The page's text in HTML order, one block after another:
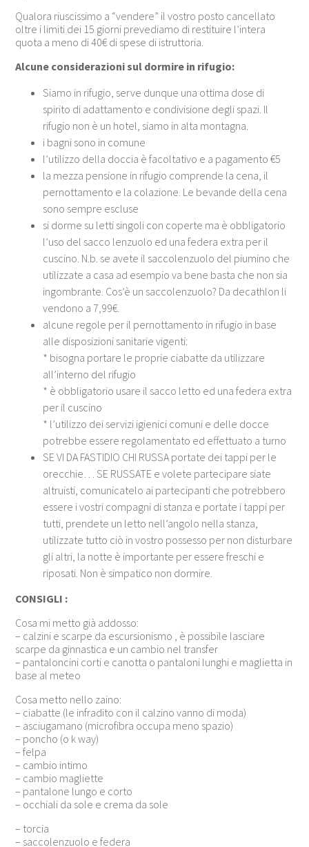
Qualora riuscissimo a “vendere” il vostro posto cancellato
oltre i limiti dei 15 giorni prevediamo di restituire l’intera
quota a meno di 40€ di spese di istruttoria.
Alcune considerazioni sul dormire in rifugio:
Siamo in rifugio, serve dunque una ottima dose di
spirito di adattamento e condivisione degli spazi. Il
rifugio non è un hotel, siamo in alta montagna.
i bagni sono in comune
l’utilizzo della doccia è facoltativo e a pagamento €5
la mezza pensione in rifugio comprende la cena, il
pernottamento e la colazione. Le bevande della cena
sono sempre escluse
si dorme su letti singoli con coperte ma è obbligatorio
l’uso del sacco lenzuolo ed una federa extra per il
cuscino. N.b. se avete il saccolenzuolo del piumino che
utilizzate a casa ad esempio va bene basta che non sia
ingombrante. Cos’è un saccolenzuolo? Da decathlon li
vendono a 7,99€.
alcune regole per il pernottamento in rifugio in base
alle disposizioni sanitarie vigenti:
* bisogna portare le proprie ciabatte da utilizzare
all’interno del rifugio
* è obbligatorio usare il sacco letto ed una federa extra
per il cuscino
* l’utilizzo dei servizi igienici comuni e delle docce
potrebbe essere regolamentato ed effettuato a turno
SE VI DA FASTIDIO CHI RUSSA portate dei tappi per le
orecchie… SE RUSSATE e volete partecipare siate
altruisti, comunicatelo ai partecipanti che potrebbero
essere i vostri compagni di stanza e portate i tappi per
tutti, prendete un letto nell’angolo nella stanza,
utilizzate tutto ciò in vostro possesso per non disturbare
gli altri, la notte è importante per essere freschi e
riposati. Non è simpatico non dormire.
CONSIGLI :
Cosa mi metto già addosso:
– calzini e scarpe da escursionismo , è possibile lasciare
scarpe da ginnastica e un cambio nel transfer
– pantaloncini corti e canotta o pantaloni lunghi e maglietta in
base al meteo
Cosa metto nello zaino:
– ciabatte (le infradito con il calzino vanno di moda)
– asciugamano (microfibra occupa meno spazio)
– poncho (o k way)
– felpa
– cambio intimo
– cambio magliette
– pantalone lungo e corto
– occhiali da sole e crema da sole
– torcia
– saccolenzuolo e federa